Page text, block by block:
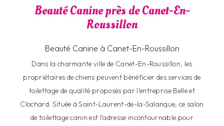
Beauté Canine près de Canet-En-
Roussillon
Beauté Canine à Canet-En-Roussillon
Dans la charmante ville de Canet-En-Roussillon, les
propriétaires de chiens peuvent bénéficier des services de
toilettage de qualité proposés par l'entreprise Belle et
Clochard. Située à Saint-Laurent-de-la-Salanque, ce salon
de toilettage canin est l'adresse incontournable pour